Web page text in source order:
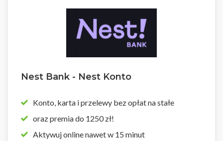
Nest Bank - Nest Konto
Konto, karta i przelewy bez opłat na stałe
oraz premia do 1250 zł!
Aktywuj online nawet w 15 minut